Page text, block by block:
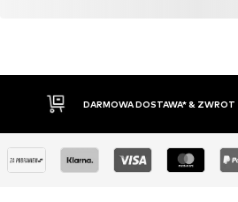
DARMOWA DOSTAWA* & ZWROT